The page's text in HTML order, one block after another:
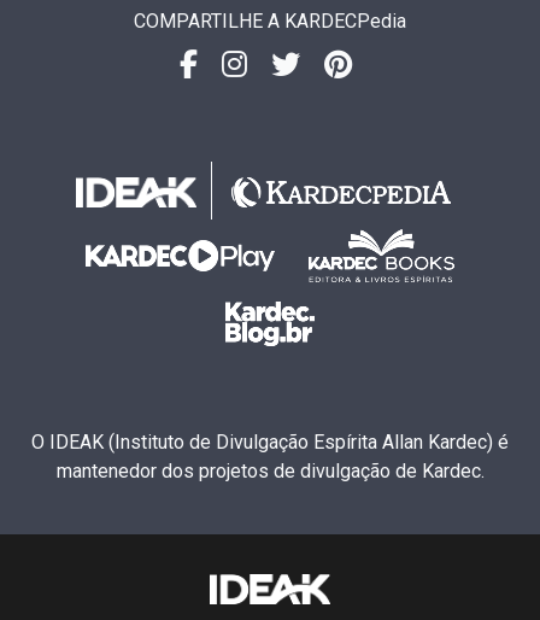
COMPARTILHE A KARDECPedia
O IDEAK (Instituto de Divulgação Espírita Allan Kardec) é
mantenedor dos projetos de divulgação de Kardec.